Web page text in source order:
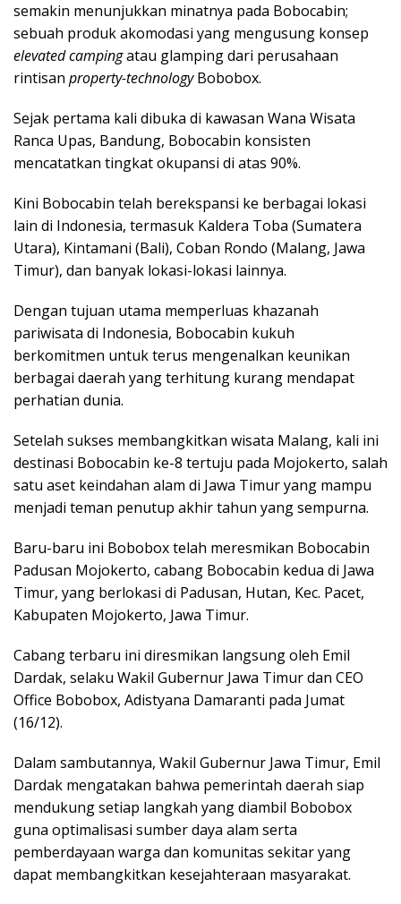
semakin menunjukkan minatnya pada Bobocabin;
sebuah produk akomodasi yang mengusung konsep
elevated campingatau glamping dari perusahaan
rintisan property-technologyBobobox.
Sejak pertama kali dibuka di kawasan Wana Wisata
Ranca Upas, Bandung, Bobocabin konsisten
mencatatkan tingkat okupansi di atas 90%.
Kini Bobocabin telah berekspansi ke berbagai lokasi
lain di Indonesia, termasuk Kaldera Toba (Sumatera
Utara), Kintamani (Bali), Coban Rondo (Malang, Jawa
Timur), dan banyak lokasi-lokasi lainnya.
Dengan tujuan utama memperluas khazanah
pariwisata di Indonesia, Bobocabin kukuh
berkomitmen untuk terus mengenalkan keunikan
berbagai daerah yang terhitung kurang mendapat
perhatian dunia.
Setelah sukses membangkitkan wisata Malang, kali ini
destinasi Bobocabin ke-8 tertuju pada Mojokerto, salah
satu aset keindahan alam di Jawa Timur yang mampu
menjadi teman penutup akhir tahun yang sempurna.
Baru-baru ini Bobobox telah meresmikan Bobocabin
Padusan Mojokerto, cabang Bobocabin kedua di Jawa
Timur, yang berlokasi di Padusan, Hutan, Kec. Pacet,
Kabupaten Mojokerto, Jawa Timur.
Cabang terbaru ini diresmikan langsung oleh Emil
Dardak, selaku Wakil Gubernur Jawa Timur dan CEO
Office Bobobox, Adistyana Damaranti pada Jumat
(16/12).
Dalam sambutannya, Wakil Gubernur Jawa Timur, Emil
Dardak mengatakan bahwa pemerintah daerah siap
mendukung setiap langkah yang diambil Bobobox
guna optimalisasi sumber daya alam serta
pemberdayaan warga dan komunitas sekitar yang
dapat membangkitkan kesejahteraan masyarakat.